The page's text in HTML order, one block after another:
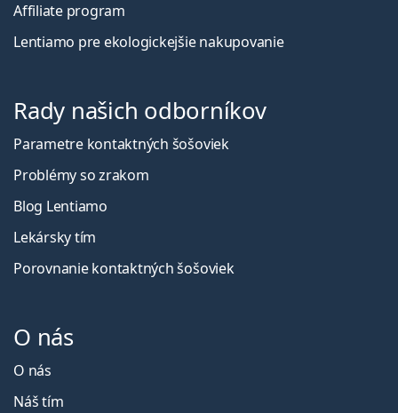
Affiliate program
Lentiamo pre ekologickejšie nakupovanie
Rady našich odborníkov
Parametre kontaktných šošoviek
Problémy so zrakom
Blog Lentiamo
Lekársky tím
Porovnanie kontaktných šošoviek
O nás
O nás
Náš tím